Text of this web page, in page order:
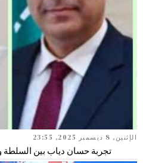
الإثنين, 8 ديسمبر 2025, 23:55
تجربة حسان دياب بين السلطة